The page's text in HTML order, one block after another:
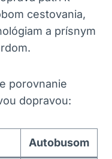
cestovania,
a prísnym
porovnanie
dopravou:
Autobusom